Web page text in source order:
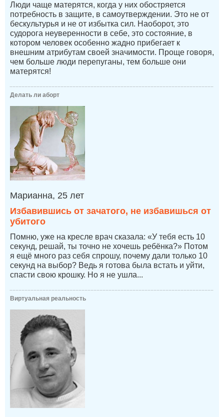
Люди чаще матерятся, когда у них обостряется
потребность в защите, в самоутверждении. Это не от
бескультурья и не от избытка сил. Наоборот, это
судорога неуверенности в себе, это состояние, в
котором человек особенно жадно прибегает к
внешним атрибутам своей значимости. Проще говоря,
чем больше люди перепуганы, тем больше они
матерятся!
Делать ли аборт
Марианна, 25 лет
Избавившись от зачатого, не избавишься от
убитого
Помню, уже на кресле врач сказала: «У тебя есть 10
секунд, решай, ты точно не хочешь ребёнка?» Потом
я ещё много раз себя спрошу, почему дали только 10
секунд на выбор? Ведь я готова была встать и уйти,
спасти свою крошку. Но я не ушла...
Виртуальная реальность